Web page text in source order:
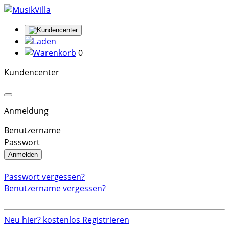
0
Kundencenter
Anmeldung
Benutzername
Passwort
Anmelden
Passwort vergessen?
Benutzername vergessen?
Neu hier? kostenlos Registrieren